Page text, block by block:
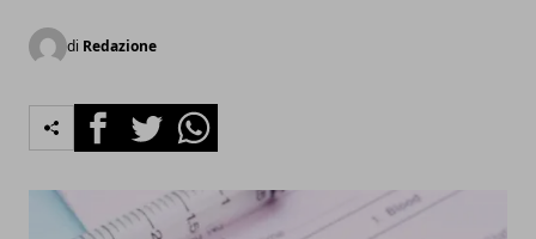
di Redazione
FacebookTwitterWhatsapp